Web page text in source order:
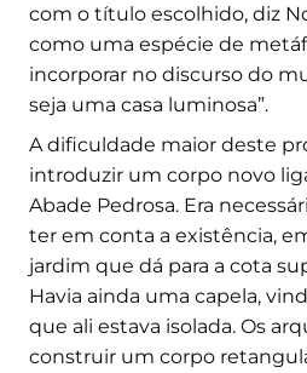
com o título escolhido, diz
como uma espécie de
incorporar no discurso do
seja uma casa luminosa”.
A dificuldade maior deste
introduzir um corpo novo
Abade Pedrosa. Era
ter em conta a existência,
jardim que dá para a cota
Havia ainda uma capela,
que ali estava isolada. Os
construir um corpo